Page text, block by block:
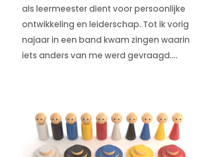
als leermeester dient voor persoonlijke
ontwikkeling en leiderschap. Tot ik vorig
najaar in een band kwam zingen waarin
iets anders van me werd gevraagd....